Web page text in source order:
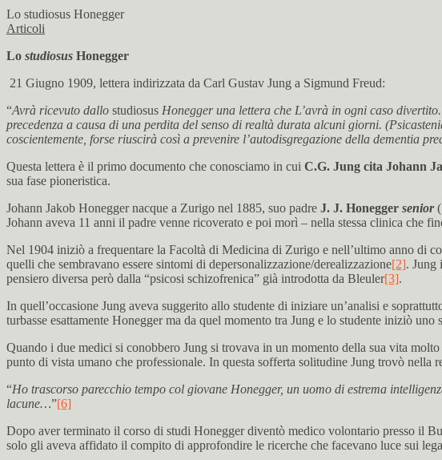
Lo studiosus Honegger
Articoli
Lo studiosus Honegger
21 Giugno 1909, lettera indirizzata da Carl Gustav Jung a Sigmund Freud:
“Avrà ricevuto dallo studiosus Honegger una lettera che L’avrà in ogni caso
precedenza a causa di una perdita del senso di realtà durata alcuni giorni.
coscientemente, forse riuscirà così a prevenire l’autodisgregazione della dementia
Questa lettera è il primo documento che conosciamo in cui C.G. Jung cita Johann
sua fase pioneristica.
Johann Jakob Honegger nacque a Zurigo nel 1885, suo padre J. J. Honegger senior
Johann aveva 11 anni il padre venne ricoverato e poi morì – nella stessa clinica che
Nel 1904 iniziò a frequentare la Facoltà di Medicina di Zurigo e nell’ultimo anno di
quelli che sembravano essere sintomi di depersonalizzazione/derealizzazione[2]. Jung
pensiero diversa però dalla “psicosi schizofrenica” già introdotta da Bleuler[3].
In quell’occasione Jung aveva suggerito allo studente di iniziare un’analisi e
turbasse esattamente Honegger ma da quel momento tra Jung e lo studente iniziò
Quando i due medici si conobbero Jung si trovava in un momento della sua vita
punto di vista umano che professionale. In questa sofferta solitudine Jung trovò
“Ho trascorso parecchio tempo col giovane Honegger, un uomo di estrema
lacune…”[6]
Dopo aver terminato il corso di studi Honegger diventò medico volontario presso il
solo gli aveva affidato il compito di approfondire le ricerche che facevano luce sui